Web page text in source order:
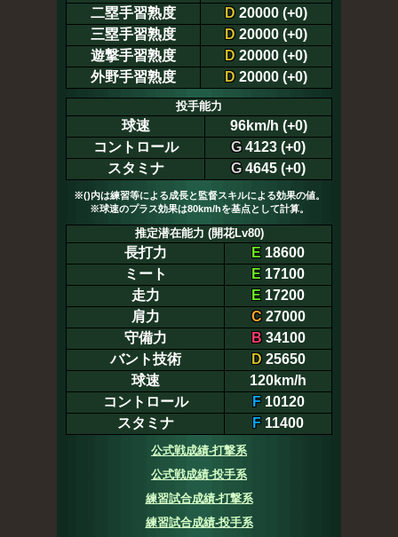
二塁手習熟度
D 20000 (+0)
三塁手習熟度
D 20000 (+0)
遊撃手習熟度
D 20000 (+0)
外野手習熟度
D 20000 (+0)
投手能力
球速
96km/h (+0)
コントロール
G4123 (+0)
スタミナ
G4645 (+0)
※()内は練習等による成長と監督スキルによる効果の値。
※球速のプラス効果は80km/hを基点として計算。
推定潜在能力 (開花Lv80)
長打力 E 18600
ミート
E 17100
走力
E 17200
肩力
C27000
守備力
B34100
バント技術
D25650
球速
120km/h
コントロール
F10120
スタミナ
F 11400
公式戦成績-打撃系
公式戦成績-投手系
練習試合成績-打撃系
練習試合成績-投手系